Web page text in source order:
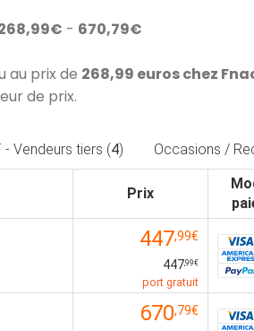
- 670,79€
au prix de 268,99 euros chez
de prix.
- Vendeurs tiers (4) Occasions /
Prix
447,99€
447,99€
port gratuit
670,79€